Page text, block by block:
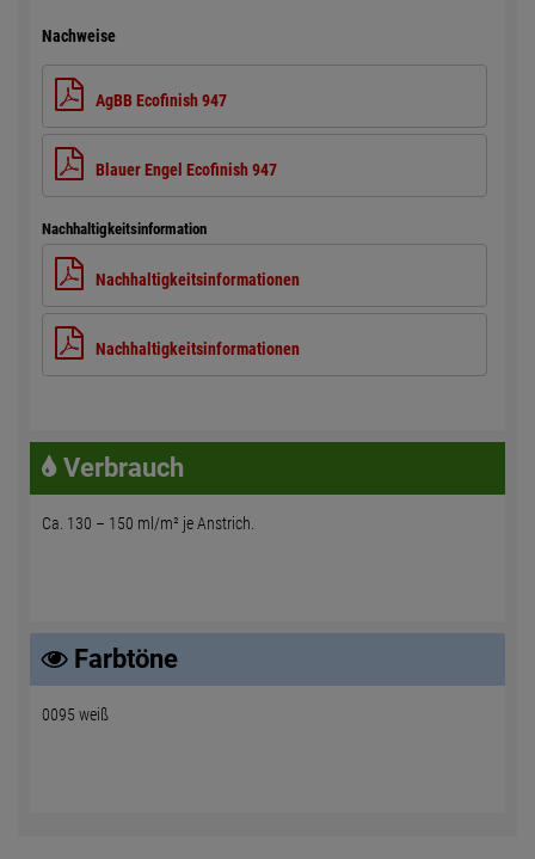
Nachweise
AgBB Ecofinish 947
Blauer Engel Ecofinish 947
Nachhaltigkeitsinformation
Nachhaltigkeitsinformationen
Nachhaltigkeitsinformationen
Verbrauch
Ca. 130 – 150 ml/m² je Anstrich.
Farbtöne
0095 weiß